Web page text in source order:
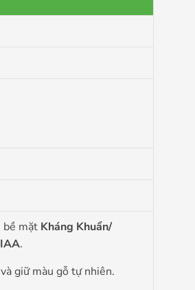
bề mặt Kháng Khuẩn/
.
giữ màu gỗ tự nhiên.